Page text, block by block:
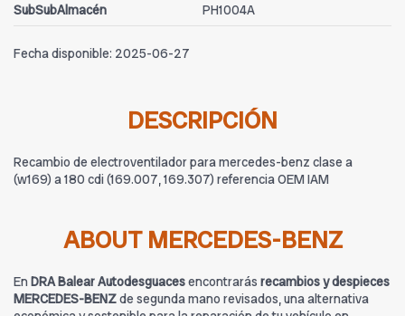
SubSubAlmacén
PH1004A
Fecha disponible: 2025-06-27
DESCRIPCIÓN
Recambio de electroventilador para mercedes-benz clase a
(w169) a 180 cdi (169.007, 169.307) referencia OEM IAM
ABOUT MERCEDES-BENZ
En DRA Balear Autodesguacesencontrarás recambios y despieces
MERCEDES-BENZde segunda mano revisados, una alternativa